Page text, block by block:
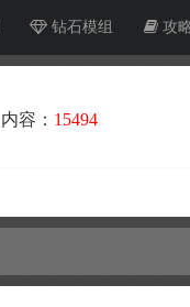
钻石模组 攻
内容： 15494